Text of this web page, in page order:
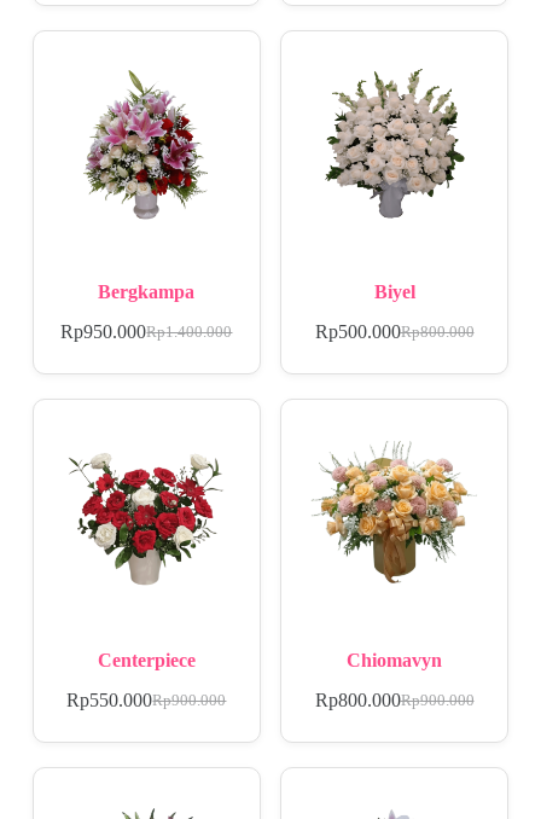
Bergkampa
Rp1.400.000
Rp950.000
Biyel
Rp800.000
Rp500.000
Centerpiece
Rp900.000
Rp550.000
Chiomavyn
Rp900.000
Rp800.000